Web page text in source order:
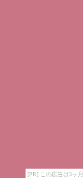
[PR] この広告は3ヶ